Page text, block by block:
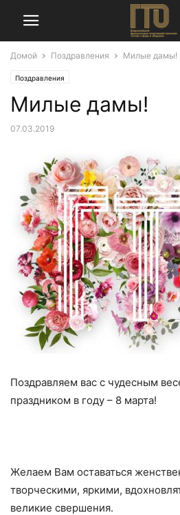
Домой Поздравления Милые дамы!
Поздравления
Милые дамы!
07.03.2019
Поздравляем вас с чудесным
праздником в году – 8 марта!
Желаем Вам оставаться
творческими, яркими,
великие свершения.